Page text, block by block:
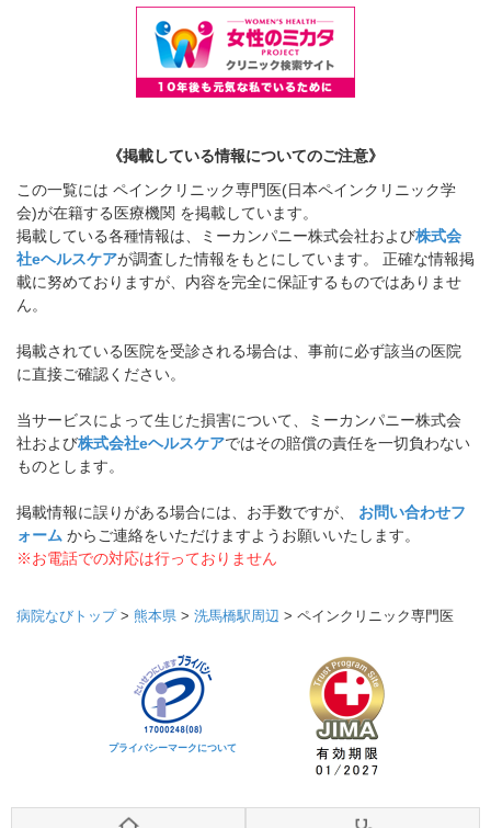
《掲載している情報についてのご注意》
この一覧には ペインクリニック専門医(日本ペインクリニック学
会)が在籍する医療機関 を掲載しています。
掲載している各種情報は、ミーカンパニー株式会社および株式会
社eヘルスケアが調査した情報をもとにしています。 正確な情報掲
載に努めておりますが、内容を完全に保証するものではありませ
ん。
掲載されている医院を受診される場合は、事前に必ず該当の医院
に直接ご確認ください。
当サービスによって生じた損害について、ミーカンパニー株式会
社および株式会社eヘルスケアではその賠償の責任を一切負わない
ものとします。
掲載情報に誤りがある場合には、お手数ですが、 お問い合わせフ
ォーム からご連絡をいただけますようお願いいたします。
※お電話での対応は行っておりません
病院なびトップ> 熊本県 > 洗馬橋駅周辺 > ペインクリニック専門医
プライバシーマークについて